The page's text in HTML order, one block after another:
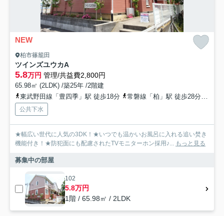
NEW
柏市篠籠田
ツインズユウカA
5.8万円 管理/共益費2,800円
65.98㎡ (2LDK) /築25年 /2階建
東武野田線「豊四季」駅 徒歩18分
常磐線「柏」駅 徒歩28分
公共下水
★幅広い世代に人気の3DK！★いつでも温かいお風呂に入れる追い焚き
機能付き！★防犯面にも配慮されたTVモニターホン採用♪... もっと見る
募集中の部屋
102
5.8万円
1階 / 65.98㎡ / 2LDK